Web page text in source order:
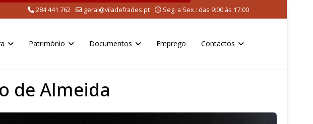
284 441 762 geral@viladefrades.pt Seg. a Sex.: das 9:00 às 17:00
Património Documentos Emprego Contactos
de Almeida